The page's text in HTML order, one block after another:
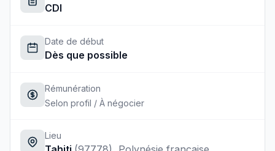
CDI
Date de début
Dès que possible
Rémunération
Selon profil / À négocier
Lieu